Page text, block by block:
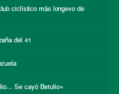
ciclístico más longevo de
del 41
Se cayó Betulio»